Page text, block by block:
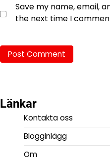
Save my name, email,
the next time I
Länkar
Kontakta oss
Blogginlägg
Om